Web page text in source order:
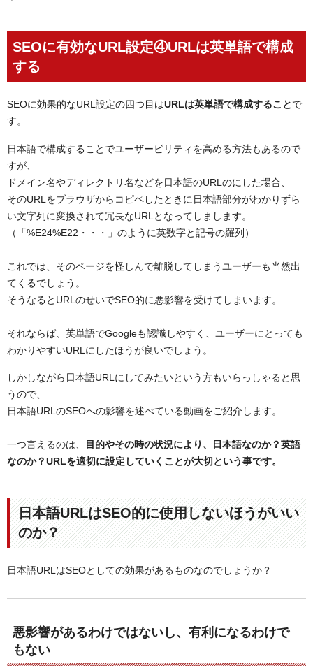
SEOに有効なURL設定④URLは英単語で構成
する
SEOに効果的なURL設定の四つ目はURLは英単語で構成することで
す。
日本語で構成することでユーザービリティを高める方法もあるので
すが、
ドメイン名やディレクトリ名などを日本語のURLのにした場合、
そのURLをブラウザからコピペしたときに日本語部分がわかりずら
い文字列に変換されて冗長なURLとなってしまします。
（「%E24%E22・・・」のように英数字と記号の羅列）
これでは、そのページを怪しんで離脱してしまうユーザーも当然出
てくるでしょう。
そうなるとURLのせいでSEO的に悪影響を受けてしまいます。
それならば、英単語でGoogleも認識しやすく、ユーザーにとっても
わかりやすいURLにしたほうが良いでしょう。
しかしながら日本語URLにしてみたいという方もいらっしゃると思
うので、
日本語URLのSEOへの影響を述べている動画をご紹介します。
一つ言えるのは、
目的やその時の状況により、日本語なのか？英語
なのか？URLを適切に設定していくことが大切という事です。
日本語URLはSEO的に使用しないほうがいい
のか？
日本語URLはSEOとしての効果があるものなのでしょうか？
悪影響があるわけではないし、有利になるわけで
もない